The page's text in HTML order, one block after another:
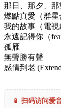
那日、那夕、那
燃點真愛（群星
我的故事（電視
永遠記得你（
孤雁
無聲勝有聲
感情到老
📱 扫码访问爱